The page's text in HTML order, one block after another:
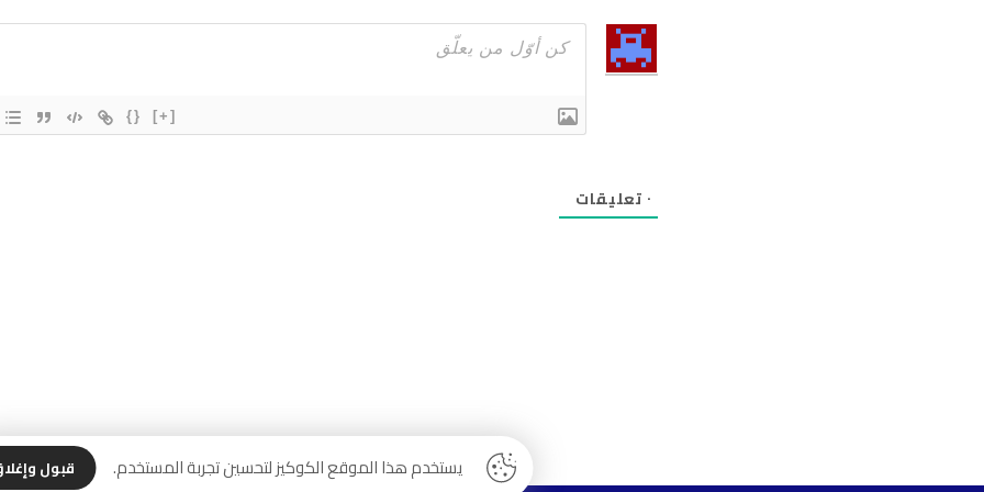
{} [+]
٠ تعليقات
يستخدم هذا الموقع الكوكيز لتحسين تجربة المستخدم. قبول